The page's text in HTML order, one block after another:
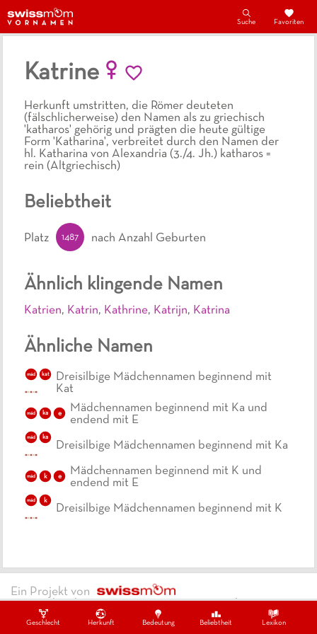
Geschlecht Herkunft Bedeutung Beliebtheit Lexikon
Suche Favoriten
Katrine
Herkunft umstritten, die Römer deuteten
(fälschlicherweise) den Namen als zu griechisch
'katharos' gehörig und prägten die heute gültige
Form 'Katharina', verbreitet durch den Namen der
hl. Katharina von Alexandria (3./4. Jh.) katharos =
rein (Altgriechisch)
Ähnlich klingende Namen
Katrien, Katrin, Kathrine, Katrijn, Katrina
Ähnliche Namen
mäd kat
Dreisilbige Mädchennamen beginnend mit
Kat
mäd ka e
Mädchennamen beginnend mit Ka und
endend mit E
mäd ka
Dreisilbige Mädchennamen beginnend mit Ka
mäd k e
Mädchennamen beginnend mit K und
endend mit E
mäd k
Dreisilbige Mädchennamen beginnend mit K
Beliebtheit
Platz 1487 nach Anzahl Geburten
Ein Projekt von
DatenschutzbestimmungenImpressumKontakt
Copywrite ©
2026swissmom